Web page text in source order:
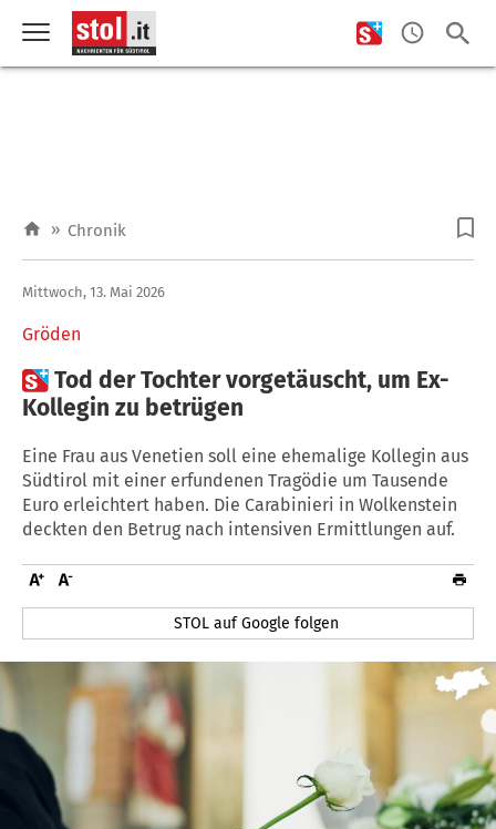
» Chronik
Gröden
Mittwoch, 13. Mai 2026
Tod der Tochter vorgetäuscht, um Ex-
Kollegin zu betrügen
Eine Frau aus Venetien soll eine ehemalige Kollegin aus
Südtirol mit einer erfundenen Tragödie um Tausende
Euro erleichtert haben. Die Carabinieri in Wolkenstein
deckten den Betrug nach intensiven Ermittlungen auf.
STOL auf Google folgen